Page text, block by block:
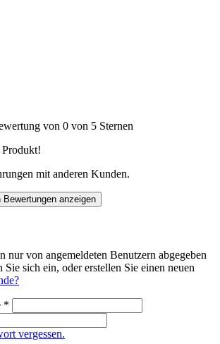
von 0 von 5 Sternen
Produkt!
mit anderen Kunden.
Bewertungen anzeigen
nur von angemeldeten Benutzern abgegeben
sich ein, oder erstellen Sie einen neuen
*
vergessen.